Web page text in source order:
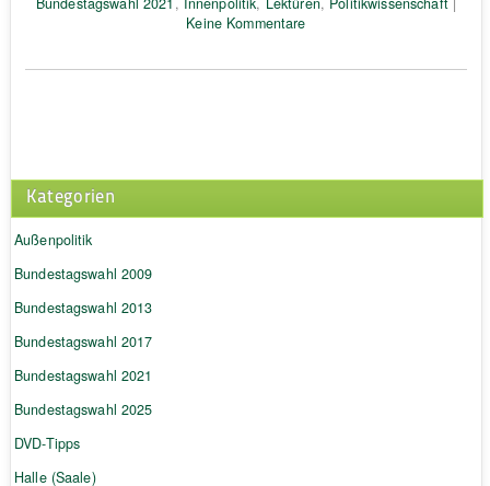
Keine Kommentare
Kategorien
Außenpolitik
Bundestagswahl 2009
Bundestagswahl 2013
Bundestagswahl 2017
Bundestagswahl 2021
Bundestagswahl 2025
DVD-Tipps
Halle (Saale)